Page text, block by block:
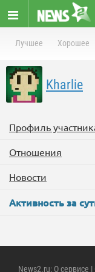
Лучшее Хорошее
Kharlie
Профиль
Отношения
Новости
Активность за
News2.ru: О сервисе |